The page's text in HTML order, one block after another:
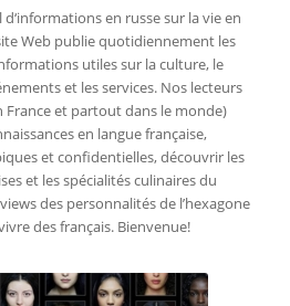
en russe sur la vie en
Web publie quotidiennement les
utiles sur la culture, le
et les services. Nos lecteurs
France et partout dans le monde)
en langue française,
et confidentielles, découvrir les
et les spécialités culinaires du
des personnalités de l’hexagone
des français. Bienvenue!